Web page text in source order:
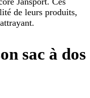
de leurs produits,
sac à dos